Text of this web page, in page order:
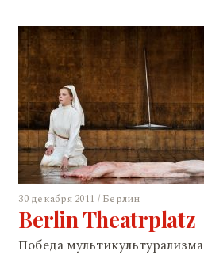
30 декабря 2011 / Берлин
Berlin Theatrplatz
Победа мультикультурализма